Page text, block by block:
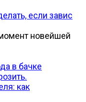
если завис
новейшей
как